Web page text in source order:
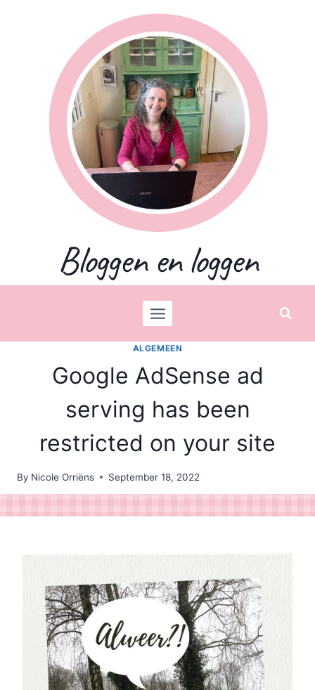
Bloggen en loggen
ALGEMEEN
Google AdSense ad
serving has been
restricted on your site
By Nicole Orriëns September 18, 2022